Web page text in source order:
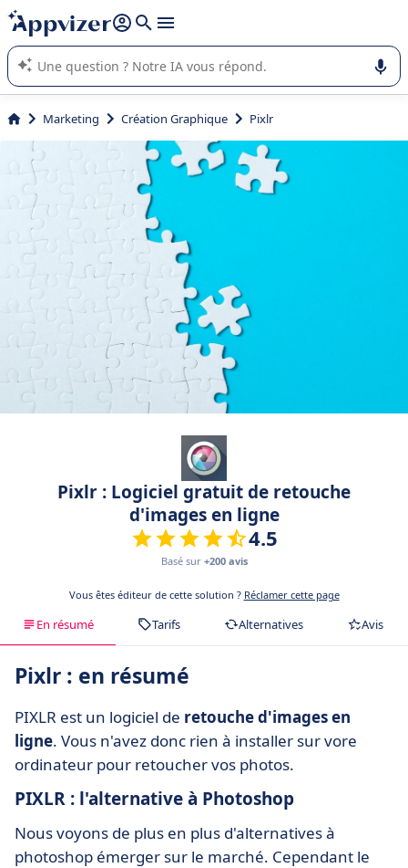
répondre (plusieurs lignes avec
L'IA de Appvizer vous guide dans l'utilisation ou la sélection de
logiciel SaaS en entreprise.
Marketing Création Graphique Pixlr
Pixlr : Logiciel gratuit de retouche
d'images en ligne
4.5
Basé sur +200 avis
Vous êtes éditeur de cette solution ? Réclamer cette page
En résumé Tarifs Alternatives Avis
Pixlr : en résumé
PIXLR est un logiciel de retouche d'images en
ligne. Vous n'avez donc rien à installer sur vore
ordinateur pour retoucher vos photos.
PIXLR : l'alternative à Photoshop
Nous voyons de plus en plus d'alternatives à
photoshop émerger sur le marché. Cependant le